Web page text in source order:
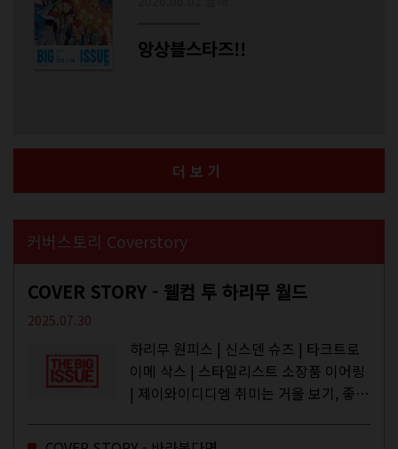
앙상블스타즈!!
더보기
커버스토리 Coverstory
COVER STORY - 웰컴 투 하리무 월드
2025.07.30
하리무 원피스 | 신스덴 슈즈 | 타크트로
이메 삭스 | 스타일리스트 소장품 이어링
| 제이와이디디엠 취미는 거울 보기, 좋아
주와...